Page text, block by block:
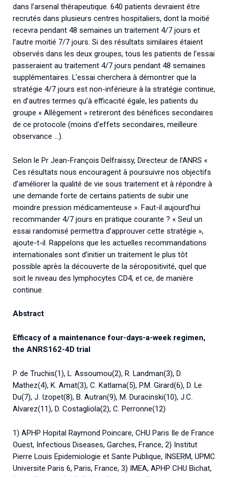
dans l’arsenal thérapeutique. 640 patients devraient être
recrutés dans plusieurs centres hospitaliers, dont la moitié
recevra pendant 48 semaines un traitement 4/7 jours et
l’autre moitié 7/7 jours. Si des résultats similaires étaient
observés dans les deux groupes, tous les patients de l’essai
passeraient au traitement 4/7 jours pendant 48 semaines
supplémentaires. L’essai cherchera à démontrer que la
stratégie 4/7 jours est non-inférieure à la stratégie continue,
en d’autres termes qu’à efficacité égale, les patients du
groupe « Allègement » retireront des bénéfices secondaires
de ce protocole (moins d’effets secondaires, meilleure
observance …).
Selon le Pr Jean-François Delfraissy, Directeur de l’ANRS «
Ces résultats nous encouragent à poursuivre nos objectifs
d’améliorer la qualité de vie sous traitement et à répondre à
une demande forte de certains patients de subir une
moindre pression médicamenteuse ». Faut-il aujourd’hui
recommander 4/7 jours en pratique courante ? « Seul un
essai randomisé permettra d’approuver cette stratégie »,
ajoute-t-il. Rappelons que les actuelles recommandations
internationales sont d’initier un traitement le plus tôt
possible après la découverte de la séropositivité, quel que
soit le niveau des lymphocytes CD4, et ce, de manière
continue.
Abstract
Efficacy of a maintenance four-days-a-week regimen,
the ANRS162-4D trial
P. de Truchis(1), L. Assoumou(2), R. Landman(3), D.
Mathez(4), K. Amat(3), C. Katlama(5), P.M. Girard(6), D. Le
Du(7), J. Izopet(8), B. Autran(9), M. Duracinski(10), J.C.
Alvarez(11), D. Costagliola(2), C. Perronne(12)
1) APHP Hopital Raymond Poincare, CHU Paris Ile de France
Ouest, Infectious Diseases, Garches, France, 2) Institut
Pierre Louis Epidemiologie et Sante Publique, INSERM, UPMC
Universite Paris 6, Paris, France, 3) IMEA, APHP CHU Bichat,